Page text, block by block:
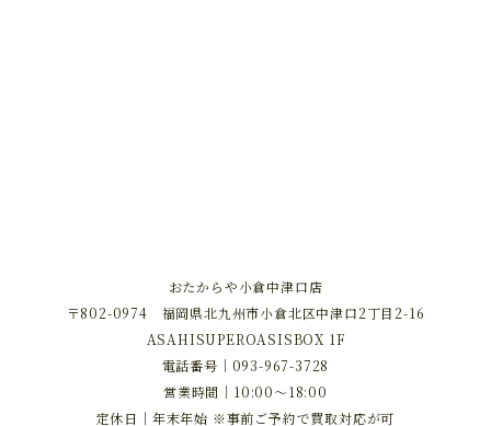
おたからや小倉中津口店
〒802-0974 福岡県北九州市小倉北区中津口2丁目2-16
ASAHISUPEROASISBOX 1F
電話番号｜ 093-967-3728
営業時間｜10:00～18:00
定休日｜年末年始 ※事前ご予約で買取対応が可